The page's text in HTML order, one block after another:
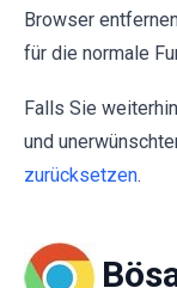
Browser
für die normale
Falls Sie
und
zurücksetzen.